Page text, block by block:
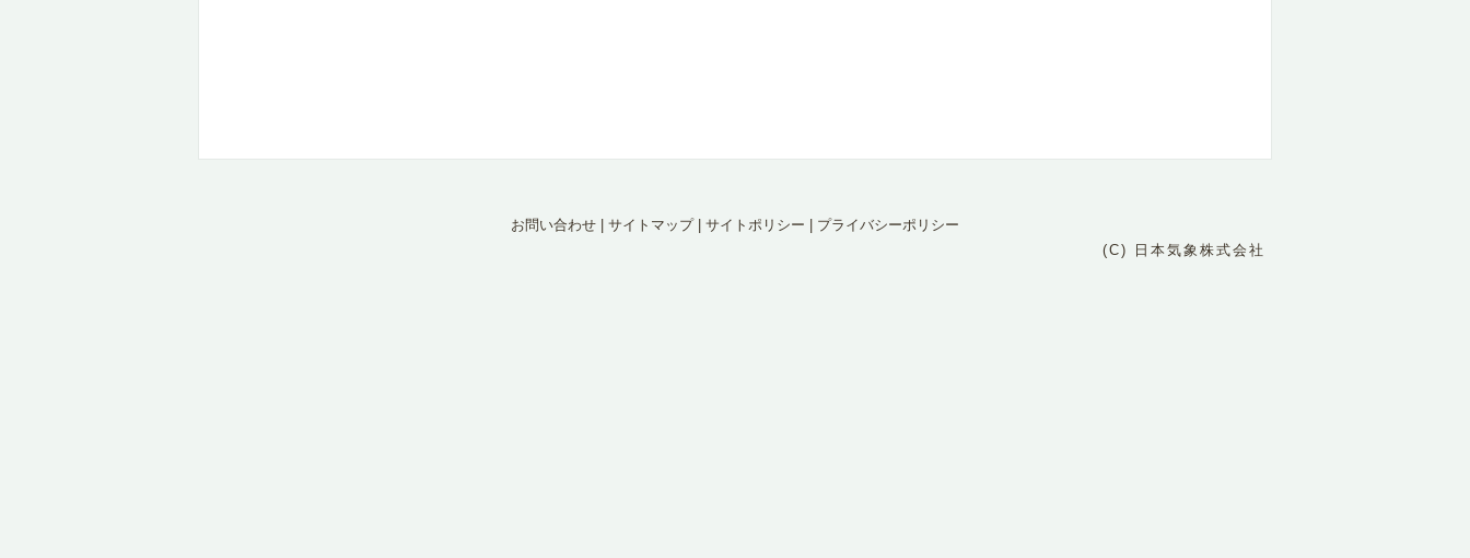
お問い合わせ サイトマップ| サイトポリシー
プライバシーポリシー
(C) 日本気象株式会社